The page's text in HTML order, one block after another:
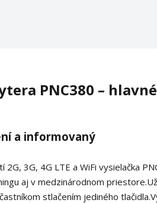
PNC380 –
a informovaný
2G, 3G, 4G LTE a WiFi vysielačka
aj v medzinárodnom priestore.
stlačením jediného tlačidla.